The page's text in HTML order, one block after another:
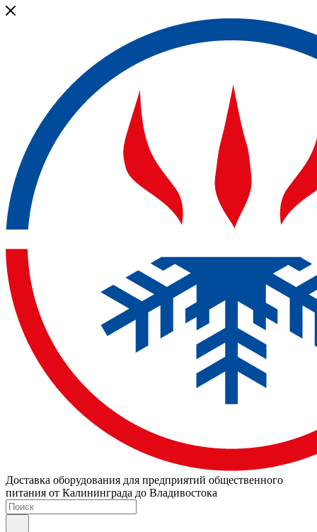
Доставка оборудования для предприятий общественного
питания от Калининграда до Владивостока